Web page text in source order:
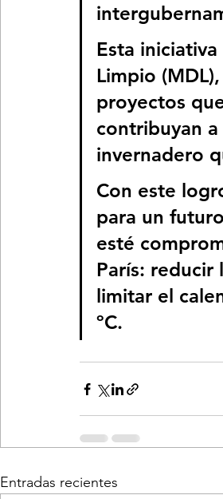
Esta
Limpio
proyectos
contribuyan
invernadero
Con este
para un
esté
París: reducir
limitar el
ºC.
Entradas recientes